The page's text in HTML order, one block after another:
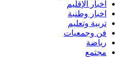
اخبار الإقليم
اخبار وطنبة
تربية وتعليم
فن وجمعيات
رياضة
مجتمع